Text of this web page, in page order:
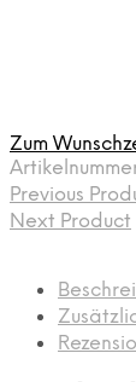
Zum
Previous
Next Product